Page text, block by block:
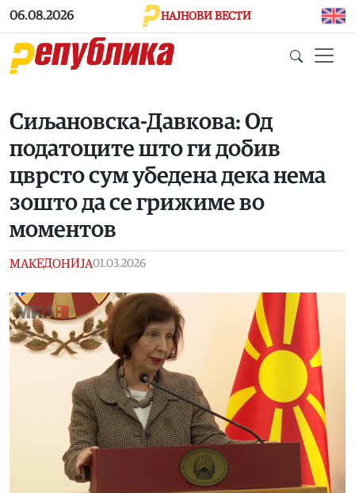
Skip to main content
06.08.2026 НАЈНОВИ ВЕСТИ
Сиљановска-Давкова: Од
податоците што ги добив
цврсто сум убедена дека нема
зошто да се грижиме во
моментов
МАКЕДОНИЈА01.03.2026